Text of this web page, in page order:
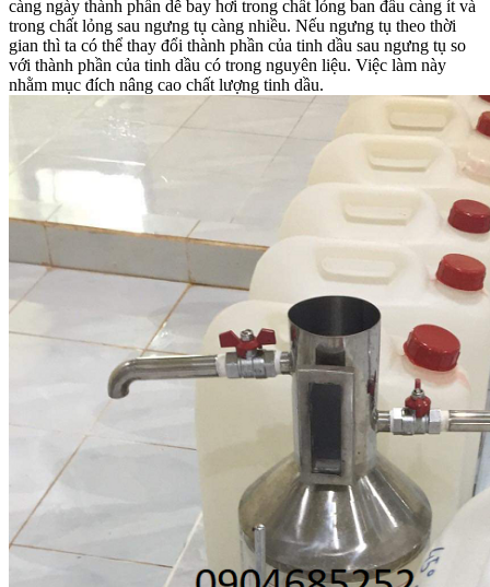
càng ngày thành phần dễ bay hơi trong chất lỏng ban đầu càng ít và
trong chất lỏng sau ngưng tụ càng nhiều. Nếu ngưng tụ theo thời
gian thì ta có thể thay đổi thành phần của tinh dầu sau ngưng tụ so
với thành phần của tinh dầu có trong nguyên liệu. Việc làm này
nhằm mục đích nâng cao chất lượng tinh dầu.